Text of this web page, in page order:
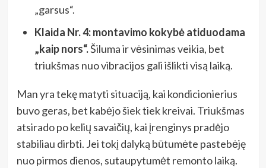
„garsus“.
Klaida Nr. 4: montavimo kokybė atiduodama
„kaip nors“.Šiluma ir vėsinimas veikia, bet
triukšmas nuo vibracijos gali išlikti visą laiką.
Man yra tekę matyti situaciją, kai kondicionierius
buvo geras, bet kabėjo šiek tiek kreivai. Triukšmas
atsirado po kelių savaičių, kai įrenginys pradėjo
stabiliau dirbti. Jei tokį dalyką būtumėte pastebėję
nuo pirmos dienos, sutaupytumėt remonto laiką.